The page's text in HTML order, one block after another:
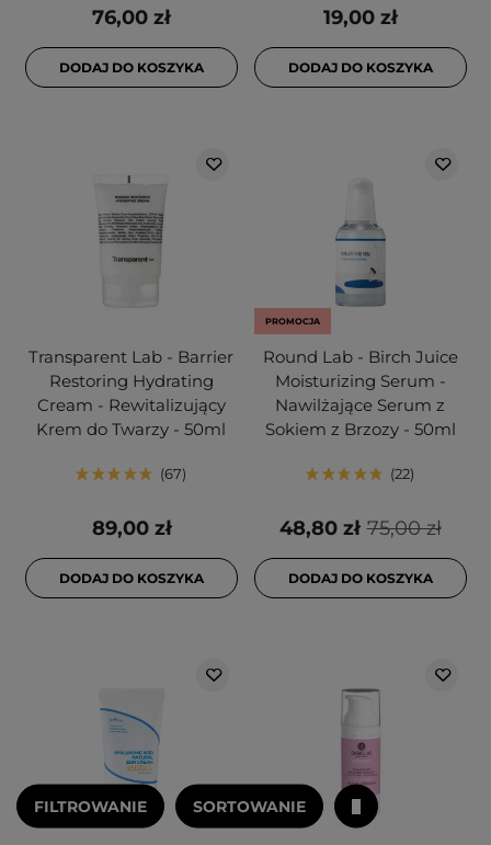
76,00 zł
DODAJ DO KOSZYKA
19,00 zł
DODAJ DO KOSZYKA
Transparent Lab - Barrier
Restoring Hydrating
Cream - Rewitalizujący
Krem do Twarzy - 50ml
67
89,00 zł
DODAJ DO KOSZYKA
PROMOCJA
Round Lab - Birch Juice
Moisturizing Serum -
Nawilżające Serum z
Sokiem z Brzozy - 50ml
22
75,00 zł
48,80 zł
DODAJ DO KOSZYKA
FILTROWANIE SORTOWANIE